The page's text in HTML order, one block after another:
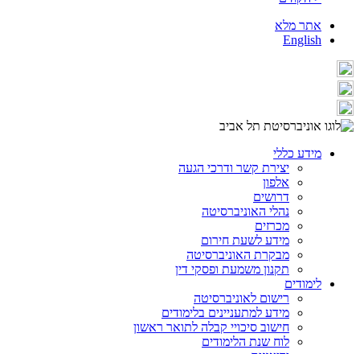
אתר מלא
English
מידע כללי
יצירת קשר ודרכי הגעה
אלפון
דרושים
נהלי האוניברסיטה
מכרזים
מידע לשעת חירום
מבקרת האוניברסיטה
תקנון משמעת ופסקי דין
לימודים
רישום לאוניברסיטה
מידע למתעניינים בלימודים
חישוב סיכויי קבלה לתואר ראשון
לוח שנת הלימודים